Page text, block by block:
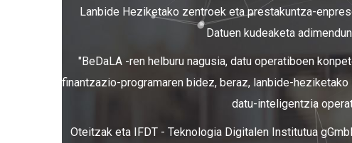
Lanbide Heziketako zentroek eta prestakuntza-
Datuen kudeaketa
"BeDaLA -ren helburu nagusia, datu operatiboen
finantzazio-programaren bidez, beraz, lanbide-
datu-inteligentzia
Oteitzak eta IFDT - Teknologia Digitalen Institutua